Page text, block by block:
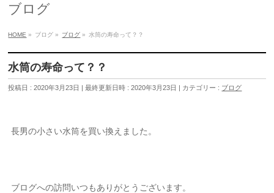
ブログ
HOME » ブログ » ブログ » 水筒の寿命って？？
水筒の寿命って？？
投稿日 : 2020年3月23日 最終更新日時 : 2020年3月23日 カテゴリー : ブログ
長男の小さい水筒を買い換えました。
ブログへの訪問いつもありがとうございます。